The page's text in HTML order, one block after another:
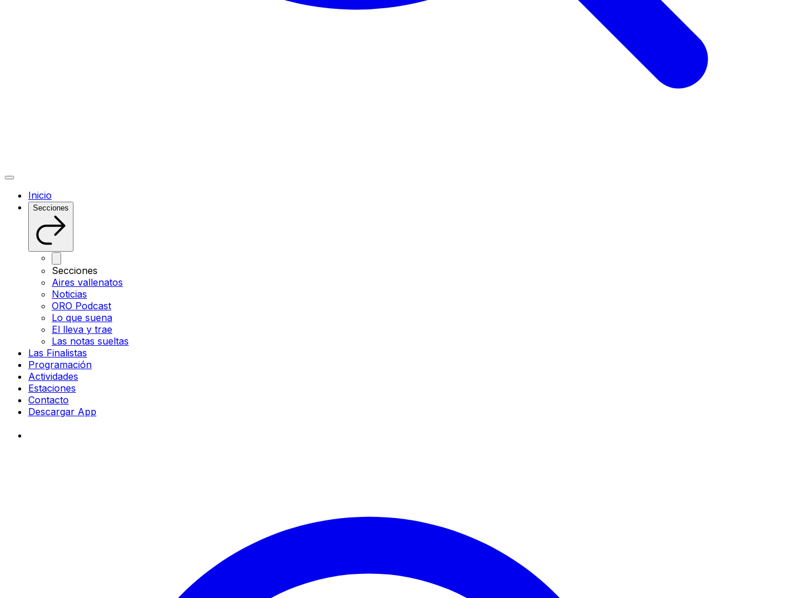
Inicio
Secciones
Secciones
Aires vallenatos
Noticias
ORO Podcast
Lo que suena
El lleva y trae
Las notas sueltas
Las Finalistas
Programación
Actividades
Estaciones
Contacto
Descargar App